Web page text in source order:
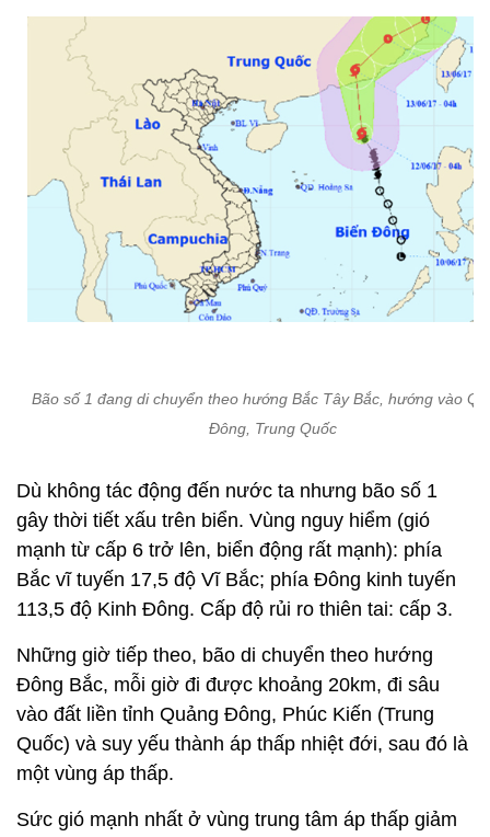
Bão số 1 đang di chuyển theo hướng Bắc Tây Bắc, hướng vào
Đông, Trung Quốc
Dù không tác động đến nước ta nhưng bão số 1
gây thời tiết xấu trên biển. Vùng nguy hiểm (gió
mạnh từ cấp 6 trở lên, biển động rất mạnh): phía
Bắc vĩ tuyến 17,5 độ Vĩ Bắc; phía Đông kinh tuyến
113,5 độ Kinh Đông. Cấp độ rủi ro thiên tai: cấp 3.
Những giờ tiếp theo, bão di chuyển theo hướng
Đông Bắc, mỗi giờ đi được khoảng 20km, đi sâu
vào đất liền tỉnh Quảng Đông, Phúc Kiến (Trung
Quốc) và suy yếu thành áp thấp nhiệt đới, sau đó là
một vùng áp thấp.
Sức gió mạnh nhất ở vùng trung tâm áp thấp giảm